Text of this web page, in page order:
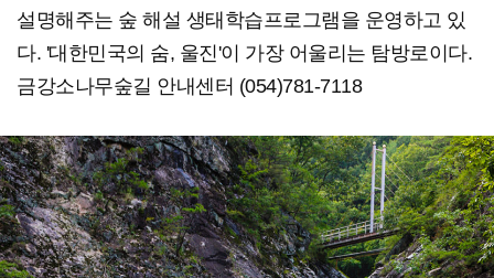
설명해주는 숲 해설 생태학습프로그램을 운영하고 있
다. '대한민국의 숨, 울진'이 가장 어울리는 탐방로이다.
금강소나무숲길 안내센터 (054)781-7118